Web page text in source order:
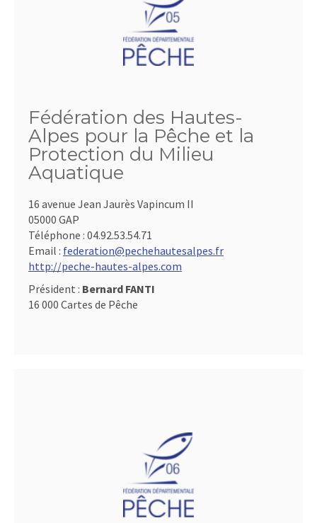
Fédération des Hautes-
Alpes pour la Pêche et la
Protection du Milieu
Aquatique
16 avenue Jean Jaurès Vapincum II
05000 GAP
Téléphone : 04.92.53.54.71
Email : federation@pechehautesalpes.fr
http://peche-hautes-alpes.com
Président : Bernard FANTI
16 000 Cartes de Pêche